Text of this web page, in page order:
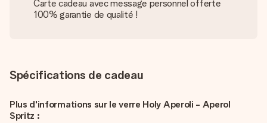
Carte cadeau avec message personnel offerte
100% garantie de qualité !
Spécifications de cadeau
Plus d'informations sur le verre Holy Aperoli - Aperol
Spritz :